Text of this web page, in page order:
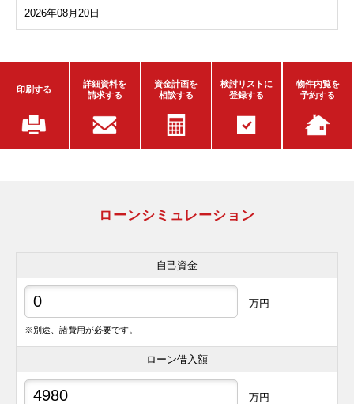
2026年08月20日
印刷する
詳細資料を
請求する
資金計画を
相談する
検討リストに
登録する
物件内覧を
予約する
ローンシミュレーション
自己資金
万円
※別途、諸費用が必要です。
ローン借入額
万円